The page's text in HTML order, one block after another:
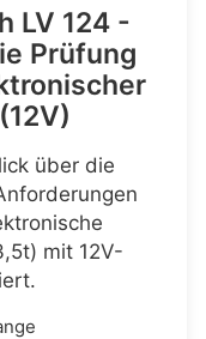
LV 124 -
Prüfung
über die
mit 12V-